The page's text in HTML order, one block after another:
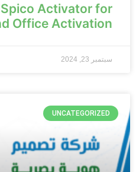
Activator for
Office Activation
سبتمبر 23, 2024
UNCATEGORIZED